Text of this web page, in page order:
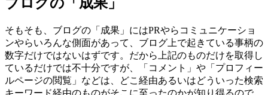
ブログの「成果」
そもそも、ブログの「成果」にはPRやらコミュニケーショ
ンやらいろんな側面があって、ブログ上で起きている事柄の
数字だけではないはずです。だから上記のものだけを取得し
ているだけでは不十分ですが、「コメント」や「プロフィー
ルページの閲覧」などは、どこ経由あるいはどういった検索